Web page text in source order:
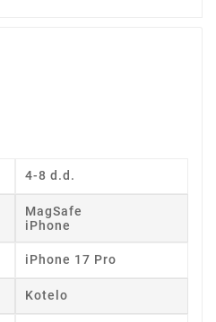
4-8 d.d.
MagSafe
iPhone
iPhone 17 Pro
Kotelo